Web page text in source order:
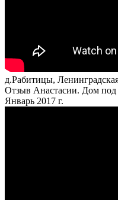
д.Рабитицы,
Отзыв Анастасии. Дом под
Январь 2017 г.